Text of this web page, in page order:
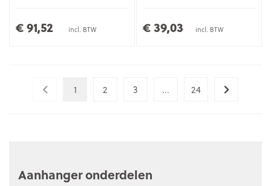
€ 91,52 incl. BTW € 39,03 incl. BTW
1 2 3 ... 24
Aanhanger onderdelen